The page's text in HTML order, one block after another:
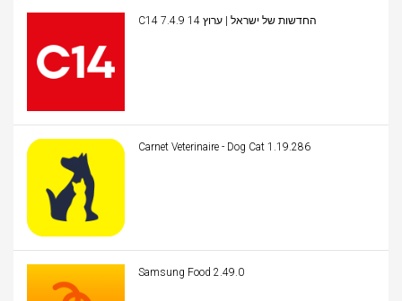
C14 החדשות של ישראל | ערוץ 14 7.4.9
Carnet Veterinaire - Dog Cat 1.19.286
Samsung Food 2.49.0